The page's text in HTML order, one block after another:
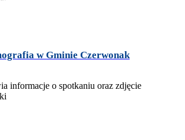
w Gminie Czerwonak